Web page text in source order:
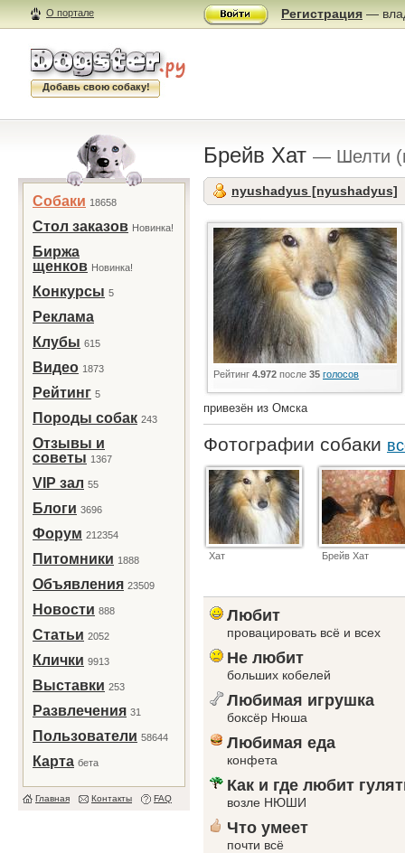
О портале Регистрация —
Добавь свою собаку!
Собаки 18658
Стол заказов Новинка!
Биржа
щенков Новинка!
Конкурсы 5
Реклама
Клубы 615
Видео 1873
Рейтинг 5
Породы собак 243
Отзывы и
советы 1367
VIP зал 55
Блоги 3696
Форум 212354
Питомники 1888
Объявления 23509
Новости 888
Статьи 2052
Клички 9913
Выставки 253
Развлечения 31
Пользователи 58644
Карта бета
Главная Контакты FAQ
Брейв Хат — Шелти
nyushadyus [nyushadyus]
Рейтинг 4.972 после 35 голосов
привезён из Омска
Фотографии собаки
Хат Брейв Хат
Любит
провацировать всё и всех
Не любит
больших кобелей
Любимая игрушка
боксёр Нюша
Любимая еда
конфета
Как и где любит
возле НЮШИ
Что умеет
почти всё